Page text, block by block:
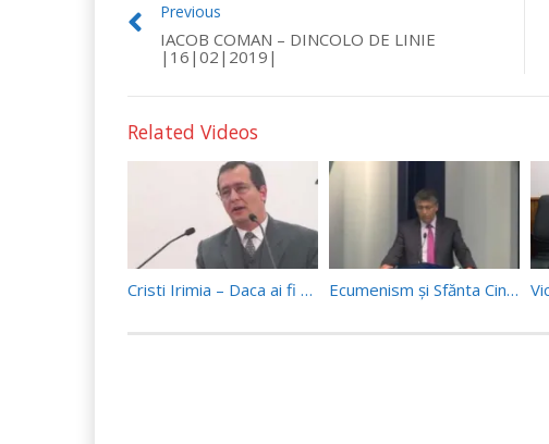
Previous
IACOB COMAN – DINCOLO DE LINIE
|16|02|2019|
Related Videos
Cristi Irimia – Daca ai fi cunoscut… (Luca 19, 42) Ecumenism și Sfănta Cină (2) – Dr. Emanoil Geaboc (05/11/16)